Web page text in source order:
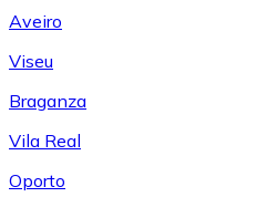
Aveiro
Viseu
Braganza
Vila Real
Oporto